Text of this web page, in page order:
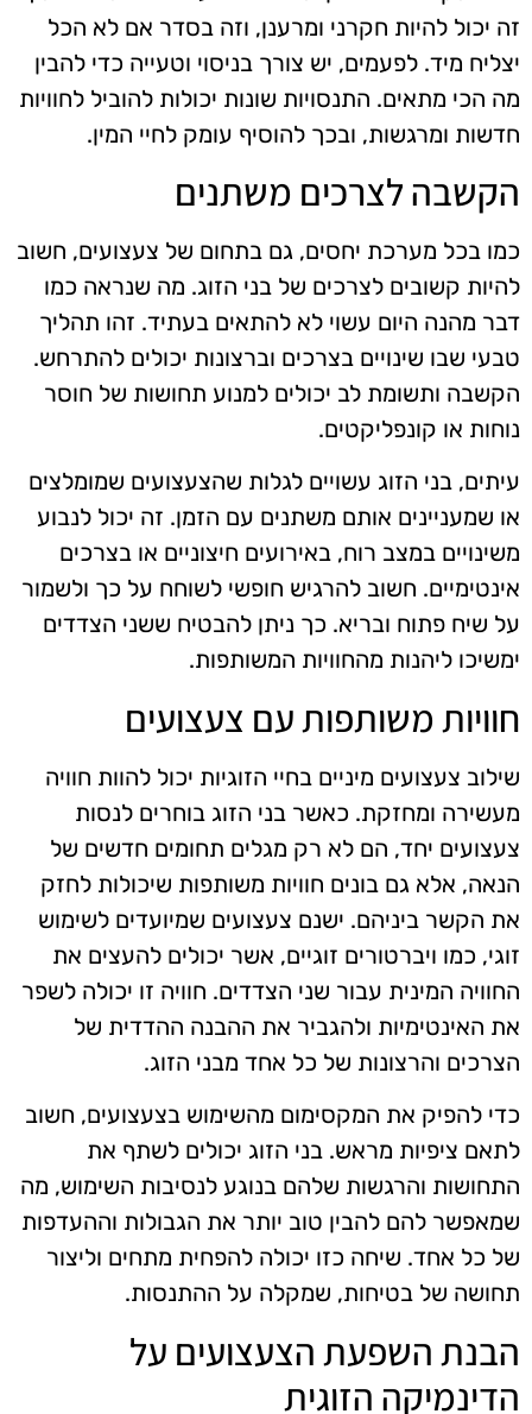
זה יכול להיות חקרני ומרענן, וזה בסדר אם לא הכל
יצליח מיד. לפעמים, יש צורך בניסוי וטעייה כדי להבין
מה הכי מתאים. התנסויות שונות יכולות להוביל לחוויות
חדשות ומרגשות, ובכך להוסיף עומק לחיי המין.
הקשבה לצרכים משתנים
כמו בכל מערכת יחסים, גם בתחום של צעצועים, חשוב
להיות קשובים לצרכים של בני הזוג. מה שנראה כמו
דבר מהנה היום עשוי לא להתאים בעתיד. זהו תהליך
טבעי שבו שינויים בצרכים וברצונות יכולים להתרחש.
הקשבה ותשומת לב יכולים למנוע תחושות של חוסר
נוחות או קונפליקטים.
עיתים, בני הזוג עשויים לגלות שהצעצועים שמומלצים
או שמעניינים אותם משתנים עם הזמן. זה יכול לנבוע
משינויים במצב רוח, באירועים חיצוניים או בצרכים
אינטימיים. חשוב להרגיש חופשי לשוחח על כך ולשמור
על שיח פתוח ובריא. כך ניתן להבטיח ששני הצדדים
ימשיכו ליהנות מהחוויות המשותפות.
חוויות משותפות עם צעצועים
שילוב צעצועים מיניים בחיי הזוגיות יכול להוות חוויה
מעשירה ומחזקת. כאשר בני הזוג בוחרים לנסות
צעצועים יחד, הם לא רק מגלים תחומים חדשים של
הנאה, אלא גם בונים חוויות משותפות שיכולות לחזק
את הקשר ביניהם. ישנם צעצועים שמיועדים לשימוש
זוגי, כמו ויברטורים זוגיים, אשר יכולים להעצים את
החוויה המינית עבור שני הצדדים. חוויה זו יכולה לשפר
את האינטימיות ולהגביר את ההבנה ההדדית של
הצרכים והרצונות של כל אחד מבני הזוג.
כדי להפיק את המקסימום מהשימוש בצעצועים, חשוב
לתאם ציפיות מראש. בני הזוג יכולים לשתף את
התחושות והרגשות שלהם בנוגע לנסיבות השימוש, מה
שמאפשר להם להבין טוב יותר את הגבולות וההעדפות
של כל אחד. שיחה כזו יכולה להפחית מתחים וליצור
תחושה של בטיחות, שמקלה על ההתנסות.
הבנת השפעת הצעצועים על
הדינמיקה הזוגית